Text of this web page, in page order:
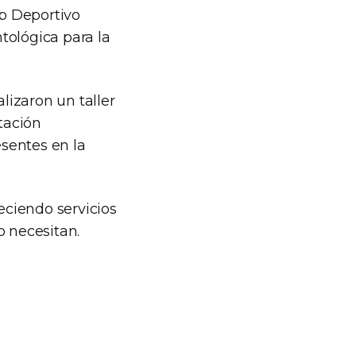
Deportivo
para la
un taller
en la
servicios
necesitan.